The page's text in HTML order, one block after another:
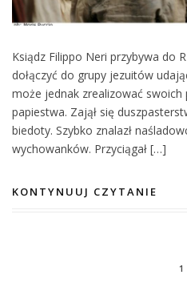
Ksiądz Filippo Neri przybywa do
dołączyć do grupy jezuitów
może jednak zrealizować
papiestwa. Zajął się
biedoty. Szybko znalazł
wychowanków. Przyciągał […]
KONTYNUUJ CZYTANIE
1